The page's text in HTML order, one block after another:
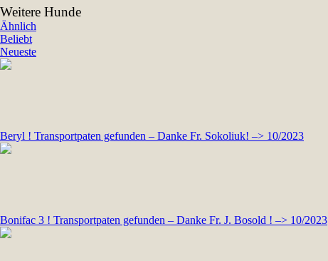
Weitere Hunde
Ähnlich
Beliebt
Neueste
Beryl ! Transportpaten gefunden – Danke Fr. Sokoliuk! –> 10/2023
Bonifac 3 ! Transportpaten gefunden – Danke Fr. J. Bosold ! –> 10/2023